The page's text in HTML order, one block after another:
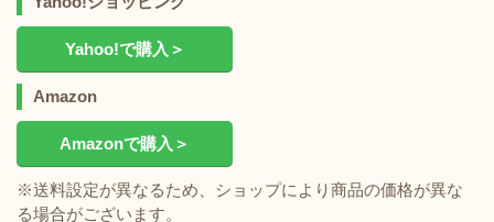
Yahoo!で購入＞
Amazon
Amazonで購入＞
※送料設定が異なるため、ショップにより商品の価格が異な
る場合がございます。